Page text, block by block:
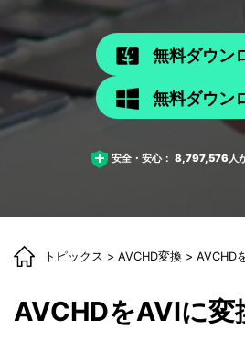
無料ダウン
無料ダウン
安全・安心： 8,797,576人
トピックス > AVCHD変換 > AVCHD
AVCHDをAVIに変